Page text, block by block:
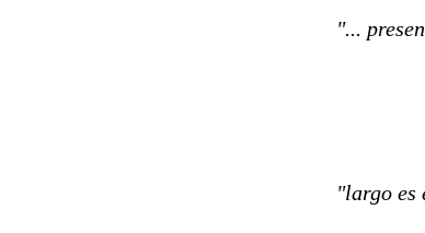
"...
"largo es